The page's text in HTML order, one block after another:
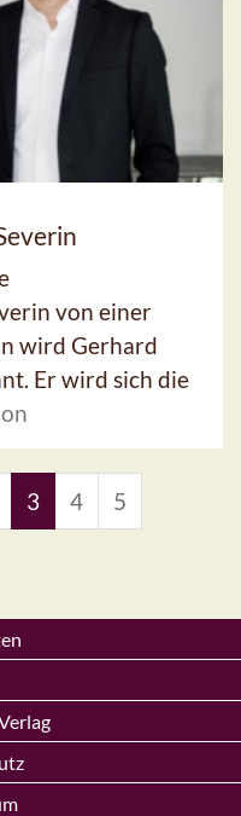
von einer
wird Gerhard
Er wird sich die
3 4 5